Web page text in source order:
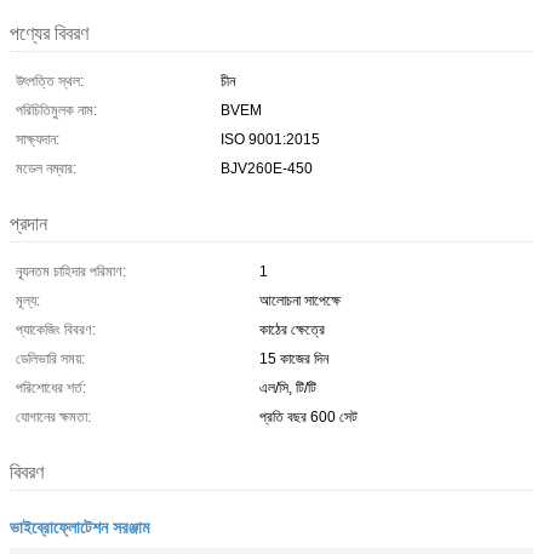
পণ্যের বিবরণ
উৎপত্তি স্থল:
চীন
পরিচিতিমুলক নাম:
BVEM
সাক্ষ্যদান:
ISO 9001:2015
মডেল নম্বার:
BJV260E-450
প্রদান
ন্যূনতম চাহিদার পরিমাণ:
1
মূল্য:
আলোচনা সাপেক্ষে
প্যাকেজিং বিবরণ:
কাঠের ক্ষেত্রে
ডেলিভারি সময়:
15 কাজের দিন
পরিশোধের শর্ত:
এল/সি, টি/টি
যোগানের ক্ষমতা:
প্রতি বছর 600 সেট
বিবরণ
ভাইব্রোফ্লোটেশন সরঞ্জাম